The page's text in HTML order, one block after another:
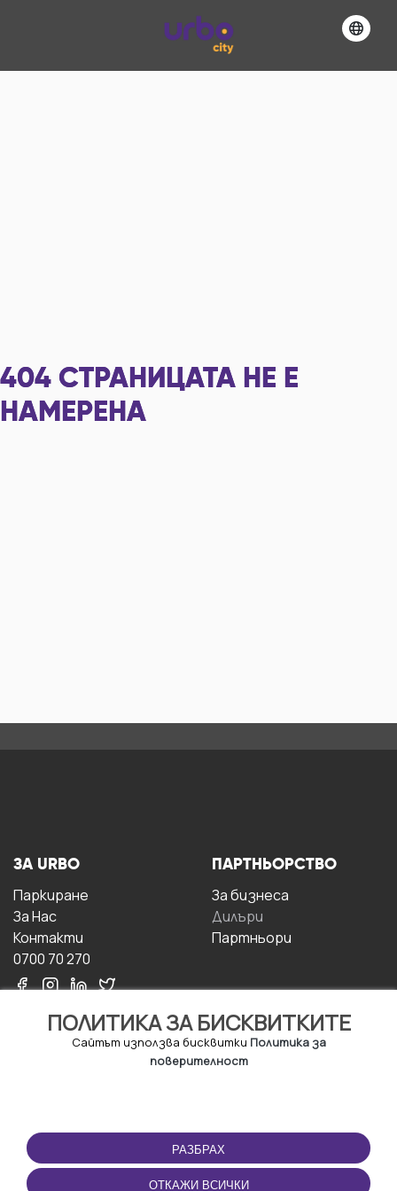
404 СТРАНИЦАТА НЕ Е
НАМЕРЕНА
ПОЛИТИКА ЗА БИСКВИТКИТЕ
Сайтът използва бисквитки Политика за
поверителност
РАЗБРАХ
ОТКАЖИ ВСИЧКИ
ЗА URBO
Паркиране
За Hас
Контакти
0700 70 270
ПАРТНЬОРСТВО
За бизнесa
Дилъри
Партньори
ПОЛЗВАНЕ
Правила и условия за
ползване
ПРИЛОЖЕНИЕТО